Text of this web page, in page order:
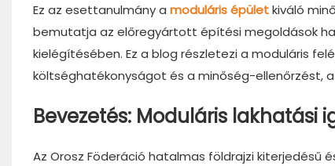
Ez az esettanulmány a moduláris épületkiváló
bemutatja az előregyártott építési megoldások
kielégítésében. Ez a blog részletezi a moduláris
költséghatékonyságot és a minőség-ellenőrzést,
Bevezetés: Moduláris lakhatási
Az Orosz Föderáció hatalmas földrajzi kiterjedésű